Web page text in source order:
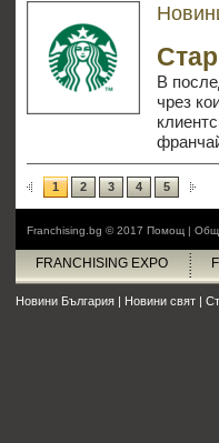
В
чрез
1 2 3 4 5
Franchising.bg © 2017 Помощ |
FRANCHISING EXPO
Новини България | Новини свят |